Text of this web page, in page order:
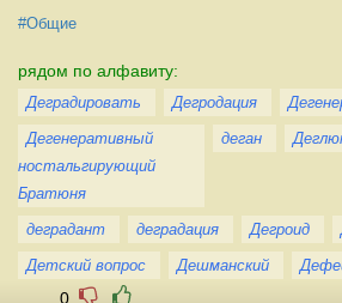
#Общие
рядом по алфавиту:
Деградировать Дегродация
Дегенеративный
ностальгирующий
Братюня
деган
деградант деградация Дегроид
Детский вопрос
Дешманский
0